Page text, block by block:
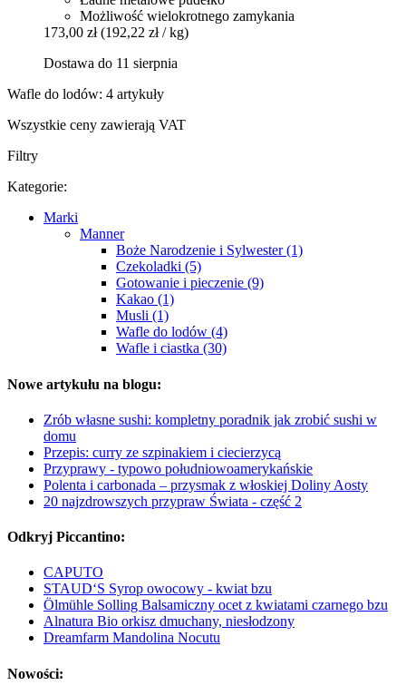
Możliwość wielokrotnego zamykania
173,00 zł (192,22 zł / kg)
Dostawa do 11 sierpnia
Wafle do lodów: 4 artykuły
Wszystkie ceny zawierają VAT
Filtry
Kategorie:
Marki
Manner
Boże Narodzenie i Sylwester (1)
Czekoladki (5)
Gotowanie i pieczenie (9)
Kakao (1)
Musli (1)
Wafle do lodów (4)
Wafle i ciastka (30)
Nowe artykułu na blogu:
Zrób własne sushi: kompletny poradnik jak zrobić sushi w
domu
Przepis: curry ze szpinakiem i ciecierzycą
Przyprawy - typowo południowoamerykańskie
Polenta i carbonada – przysmak z włoskiej Doliny Aosty
20 najzdrowszych przypraw Świata - część 2
Odkryj Piccantino:
CAPUTO
STAUD‘S Syrop owocowy - kwiat bzu
Ölmühle Solling Balsamiczny ocet z kwiatami czarnego bzu
Alnatura Bio orkisz dmuchany, niesłodzony
Dreamfarm Mandolina Nocutu
Nowości: